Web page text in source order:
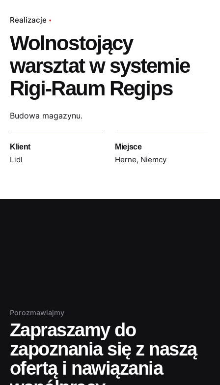
Realizacje
Wolnostojący
warsztat w systemie
Rigi-Raum Regips
Budowa magazynu.
Klient
Lidl
Miejsce
Herne, Niemcy
Porozmawiajmy
Zapraszamy do
zapoznania się z naszą
ofertą i nawiązania